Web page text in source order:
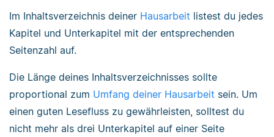
Im Inhaltsverzeichnis deiner Hausarbeit listest du jedes
Kapitel und Unterkapitel mit der entsprechenden
Seitenzahl auf.
Die Länge deines Inhaltsverzeichnisses sollte
proportional zum Umfang deiner Hausarbeit sein. Um
einen guten Lesefluss zu gewährleisten, solltest du
nicht mehr als drei Unterkapitel auf einer Seite